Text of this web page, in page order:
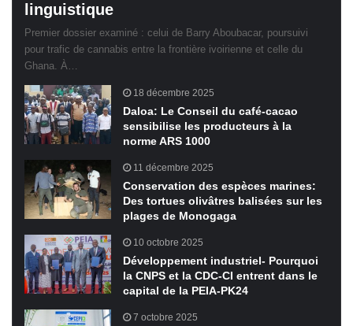
linguistique
Premier dossier examiné : celui de Barry Aboubacar, poursuivi
pour trafic de cannabis entre la frontière ivoirienne et celle du
Ghana. À…
18 décembre 2025
Daloa: Le Conseil du café-cacao
sensibilise les producteurs à la
norme ARS 1000
11 décembre 2025
Conservation des espèces marines:
Des tortues olivâtres balisées sur les
plages de Monogaga
10 octobre 2025
Développement industriel- Pourquoi
la CNPS et la CDC-CI entrent dans le
capital de la PEIA-PK24
7 octobre 2025